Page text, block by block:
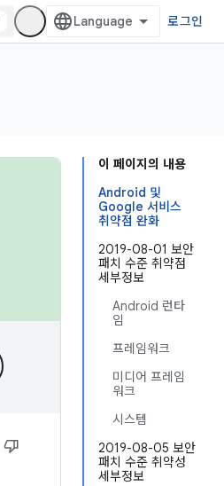
로그인
이 페이지의 내용
Android 및
Google 서비스
취약점 완화
2019-08-01 보안
패치 수준 취약점
세부정보
Android 런타
임
프레임워크
미디어 프레임
워크
시스템
2019-08-05 보안
패치 수준 취약성
세부정보